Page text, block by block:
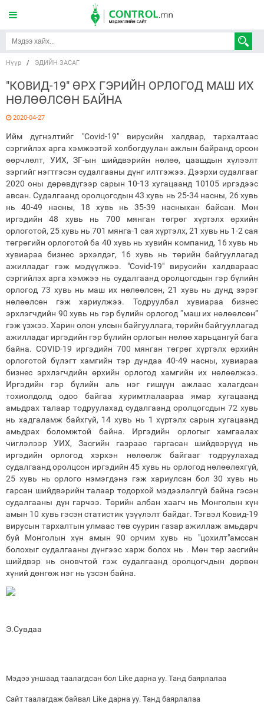
Нүүр / ЭДИЙН ЗАСАГ
"КОВИД-19" ѲРХ ГЭРИЙН ОРЛОГОД МАШ ИХ
НѲЛѲѲЛСѲН БАЙНА
2020-04-27
Ийм дүгнэлтийг "Covid-19" вирусийн халдвар, тархалтаас
сэргийлэх арга хэмжээтэй холбогдуулан ажлын байранд орсон
өөрчлөлт, УИХ, ЗГ-ын шийдвэрийн нөлөө, цаашдын хүлээлт
зэргийг нэгтгэсэн судалгааны дүнг илтгэжээ. Дээрхи судалгааг
2020 оны дѳрѳвдүгээр сарын 10-13 хугацаанд 10105 иргэдээс
авсан. Судалгаанд оролцогсдын 43 хувь нь 25-34 насны, 26 хувь
нь 40-49 насны, 18 хувь нь 35-39 насныхан байсан. Мөн
иргэдийн 48 хувь нь 700 мянган төгрөг хүртэлх өрхийн
орлоготой, 25 хувь нь 701 мянга-1 сая хүртэлх, 21 хувь нь 1-2 сая
төгрөгийн орлоготой ба 40 хувь нь хувийн компанид, 16 хувь нь
хувиараа бизнес эрхэлдэг, 16 хувь нь төрийн байгууллагад
ажилладаг гэж мэдүүлжээ. "Covid-19" вирусийн халдвараас
сэргийлэх арга хэмжээ нь судалгаанд оролцогсдын гэр бүлийн
орлогод 73 хувь нь маш их нөлөөлсөн, 21 хувь нь дунд зэрэг
нөлөөлсөн гэж хариулжээ. Тодруулбал хувиараа бизнес
эрхлэгчдийн 90 хувь нь гэр бүлийн орлогод “маш их нөлөөлсөн”
гэж үзжээ. Харин олон улсын байгууллага, төрийн байгууллагад
ажилладаг иргэдийн гэр бүлийн орлогын нөлөө харьцангуй бага
байна. COVID-19 иргэдийн 700 мянган төгрөг хүртэлх өрхийн
орлоготой бүлэгт хамгийн тэр дундаа 40-49 насны, хувиараа
бизнес эрхлэгчдийн өрхийн орлогод хамгийн их нөлөөлжээ.
Иргэдийн гэр бүлийн аль нэг гишүүн ажлаас халагдсан
тохиолдолд одоо байгаа хуримтлалаараа ямар хугацаанд
амьдрах талаар тодруулахад судалгаанд оролцогсдын 72 хувь
нь хадгаламж байхгүй, 14 хувь нь 1 хүртэлх сарын хугацаанд
амьдрах боломжтой байна. Иргэдийн орлогыг хамгаалах
чиглэлээр УИХ, Засгийн газраас гаргасан шийдвэрүүд нь
иргэдийн орлогод хэрхэн нөлөөлж байгааг тодруулахад
судалгаанд оролцсон иргэдийн 45 хувь нь орлогод нөлөөлөхгүй,
25 хувь нь орлого нэмэгдэнэ гэж хариулсан бол 30 хувь нь
гарсан шийдвэрийн талаар тодорхой мэдээлэлгүй байна гэсэн
судалгааны дүн гарчээ. Тѳрийн албан хаагч нь Монголын хүн
амын 10 хувь гэсэн статистик үзүүлэлт байдаг. Тэгвэл Ковид-19
вирусын тархалтын улмаас тѳв суурин газар ажиллаж амьдарч
буй Монголын хүн амын 90 орчим хувь нь "цохилт"амссан
болохыг судалгааны дүнгээс харж болох нь . Мѳн тѳр засгийн
шийдвэр нь оновчтой гэж судалгаанд оролцогчдын дѳрвѳн
хүний дѳнгѳж нэг нь үзсэн байна.
Э.Сувдаа
Мэдээ уншаад таалагдсан бол Like дарна уу. Танд баярлалаа
Сайт таалагдаж байвал Like дарна уу. Танд баярлалаа